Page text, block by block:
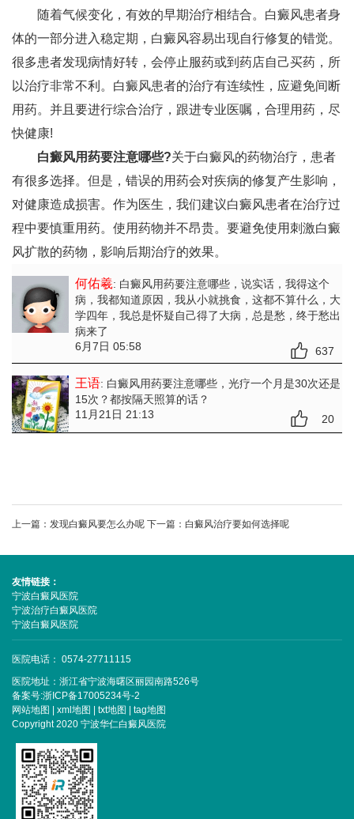
随着气候变化，有效的早期治疗相结合。白癜风患者身
体的一部分进入稳定期，白癜风容易出现自行修复的错觉。
很多患者发现病情好转，会停止服药或到药店自己买药，所
以治疗非常不利。白癜风患者的治疗有连续性，应避免间断
用药。并且要进行综合治疗，跟进专业医嘱，合理用药，尽
快健康!
白癜风用药要注意哪些?关于白癜风的药物治疗，患者
有很多选择。但是，错误的用药会对疾病的修复产生影响，
对健康造成损害。作为医生，我们建议白癜风患者在治疗过
程中要慎重用药。使用药物并不昂贵。要避免使用刺激白癜
风扩散的药物，影响后期治疗的效果。
何佑羲: 白癜风用药要注意哪些，说实话，我得这个
病，我都知道原因，我从小就挑食，这都不算什么，大
学四年，我总是怀疑自己得了大病，总是愁，终于愁出
病来了
6月7日 05:58
637
王语: 白癜风用药要注意哪些，光疗一个月是30次还是
15次？都按隔天照算的话？
11月21日 21:13
20
上一篇： 发现白癜风要怎么办呢 下一篇： 白癜风治疗要如何选择呢
友情链接：
宁波白癜风医院
宁波治疗白癜风医院
宁波白癜风医院
医院电话： 0574-27711115
医院地址：浙江省宁波海曙区丽园南路526号
备案号:浙ICP备17005234号-2
网站地图 | xml地图 | txt地图 | tag地图
Copyright 2020 宁波华仁白癜风医院